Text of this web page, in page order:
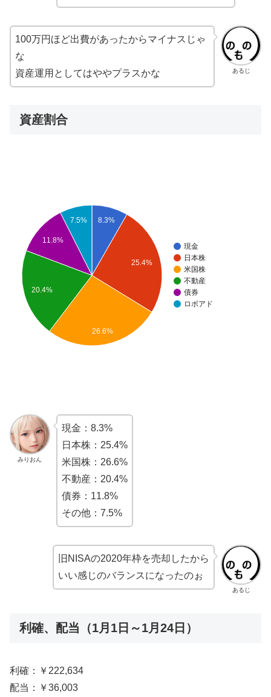
あるじ
100万円ほど出費があったからマイナスじゃ
な
資産運用としてはややプラスかな
資産割合
現金
日本株
米国株
不動産
債券
ロボアド
8.3%
25.4%
7.5%
11.8%
20.4%
26.6%
みりおん
現金：8.3%
日本株：25.4%
米国株：26.6%
不動産：20.4%
債券：11.8%
その他：7.5%
あるじ
旧NISAの2020年枠を売却したから
いい感じのバランスになったのぉ
利確、配当（1月1日～1月24日）
利確：￥222,634
配当：￥36,003